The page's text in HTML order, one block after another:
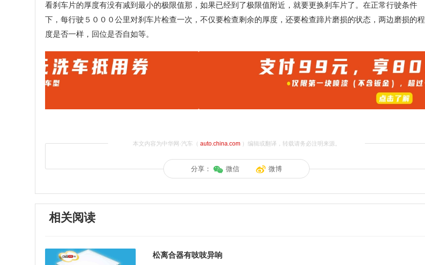
看刹车片的厚度有没有减到最小的极限值那，如果已经到了极限值附近，就要更换刹车片了。在正常行驶条件
下，每行驶５０００公里对刹车片检查一次，不仅要检查剩余的厚度，还要检查蹄片磨损的状态，两边磨损的程
度是否一样，回位是否自如等。
本文内容为中华网·汽车（ auto.china.com）编辑或翻译，转载请务必注明来源。
分享： 微信 微博
相关阅读
松离合器有吱吱异响